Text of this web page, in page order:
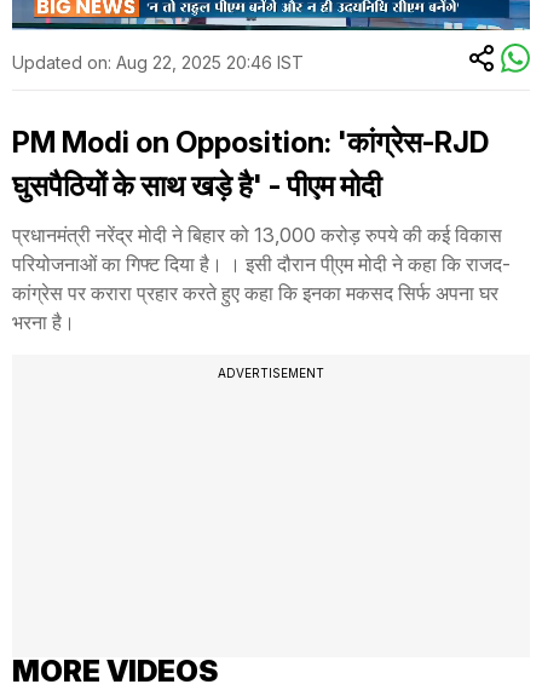
Updated on: Aug 22, 2025 20:46 IST
PM Modi on Opposition: 'कांग्रेस-RJD
घुसपैठियों के साथ खड़े है' - पीएम मोदी
प्रधानमंत्री नरेंद्र मोदी ने बिहार को 13,000 करोड़ रुपये की कई विकास
परियोजनाओं का गिफ्ट दिया है। । इसी दौरान पी्एम मोदी ने कहा कि राजद-
कांग्रेस पर करारा प्रहार करते हुए कहा कि इनका मकसद सिर्फ अपना घर
भरना है।
ADVERTISEMENT
MORE VIDEOS